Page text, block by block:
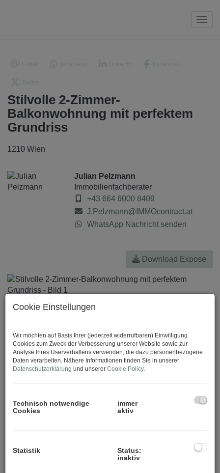
Stilvolle 2-Zimmer-
Balkonwohnung mit perfektem
Grundriss
1210 Wien
Julian Pelzmann
Immobilienfachberater
+43 664 6000 8409
J.Pelzmann@IMMOcontract.at
WhatsApp Nachricht senden
Download Expose
Cookie Einstellungen
Wir möchten auf Basis Ihrer (jederzeit widerrufbaren) Einwilligung
Cookies zum Zweck der Verbesserung unserer Website sowie zur
Analyse Ihres Userverhaltens verwenden, die dazu personenbezogene
Daten verarbeiten. Nähere Informationen finden Sie in unserer
Datenschutzerklärung und unserer Cookie Policy.
Technisch notwendige
Cookies
immer
aktiv
Statistik
Status:
inaktiv